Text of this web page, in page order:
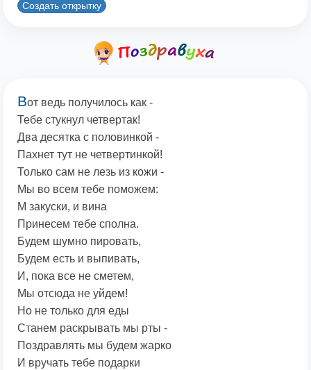
Создать открытку
Вот ведь получилось как -
Тебе стукнул четвертак!
Два десятка с половинкой -
Пахнет тут не четвертинкой!
Только сам не лезь из кожи -
Мы во всем тебе поможем:
М закуски, и вина
Принесем тебе сполна.
Будем шумно пировать,
Будем есть и выпивать,
И, пока все не сметем,
Мы отсюда не уйдем!
Но не только для еды
Станем раскрывать мы рты -
Поздравлять мы будем жарко
И вручать тебе подарки